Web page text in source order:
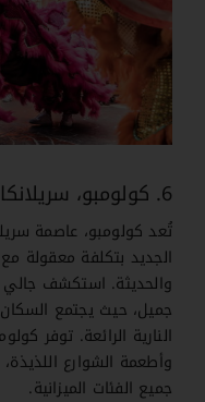
6. كولومبو، سريلانكا
تُعد كولومبو، عاصمة
الجديد بتكلفة معقولة
والحديثة. استكشف
جميل، حيث يجتمع
النارية الرائعة. توفر
وأطعمة الشوارع
جميع الفئات الميزانية.